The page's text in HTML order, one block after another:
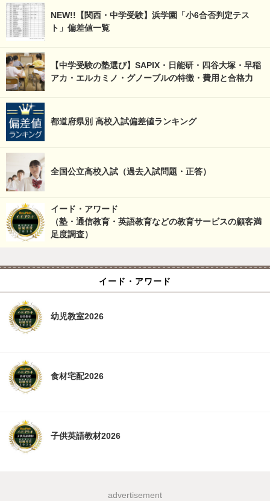
NEW!!【関西・中学受験】浜学園「小6合否判定テス
ト」偏差値一覧
【中学受験の塾選び】SAPIX・日能研・四谷大塚・早稲
アカ・エルカミノ・グノーブルの特徴・費用と合格力
都道府県別 高校入試偏差値ランキング
全国公立高校入試（過去入試問題・正答）
イード・アワード
（塾・通信教育・英語教育などの教育サービスの顧客満
足度調査）
イード・アワード
幼児教室2026
食材宅配2026
子供英語教材2026
advertisement